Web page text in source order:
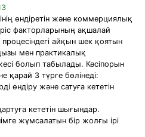
өндіретін және коммерциялық
факторларының ақшалай
айқын шек қоятын
мен практикалық
болып табылады. Кәсіпорын
қарай 3 түрге бөлінеді:
өндіру және сатуға кететін
кететін шығындар.
жұмсалатын бір жолғы ірі